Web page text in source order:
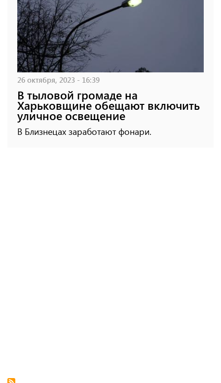
26 октября, 2023 - 16:39
В тыловой громаде на
Харьковщине обещают включить
уличное освещение
В Близнецах заработают фонари.